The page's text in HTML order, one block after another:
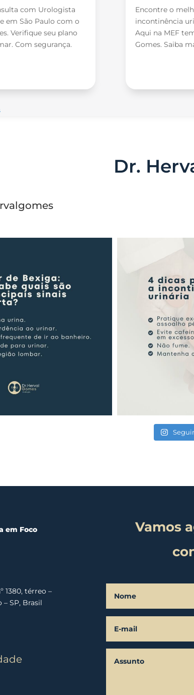
com Urologista
em São Paulo com o
Verifique seu plano
Com segurança.
Encontre o
incontinência
Aqui na MEF
Gomes. Saiba
Dr.
em Foco
1380, térreo –
– SP, Brasil
Vamos